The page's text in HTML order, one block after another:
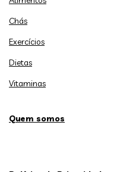
Chás
Exercícios
Dietas
Vitaminas
Quem somos